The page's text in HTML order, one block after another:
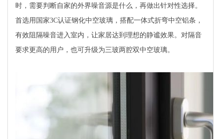
时，需要判断自家的外界噪音源是什么，再做出针对性选择。
首选用国家3C认证钢化中空玻璃，搭配一体式折弯中空铝条，
有效阻隔噪音进入室内，让家居达到理想的静谧效果。对隔音
要求更高的用户，也可升级为三玻两腔双中空玻璃。